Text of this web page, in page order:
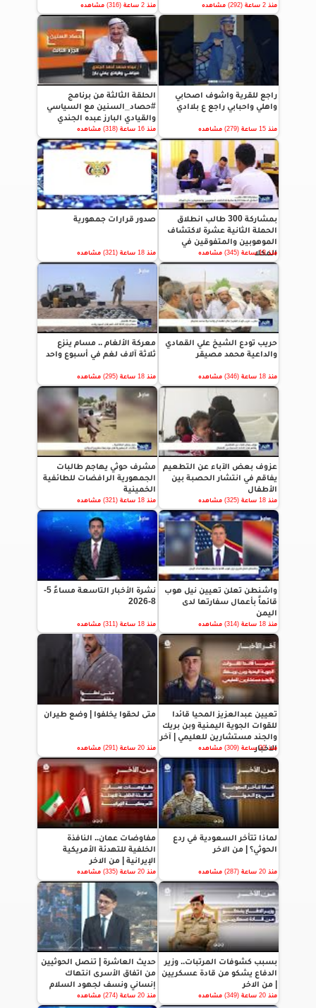
منذ 2 ساعة (292) مشاهده منذ 2 ساعة (316) مشاهده
راجع للقرية واشوف اصحابي
واهلي واحبابي راجع ع بلاادي
منذ 15 ساعة (279) مشاهده
الحلقة الثالثة من برنامج
#حصاد_السنين مع السياسي
والقيادي البارز عبده الجندي
منذ 16 ساعة (318) مشاهده
بمشاركة 300 طالب انطلاق
الحملة الثانية عشرة لاكتشاف
الموهوبين والمتفوقين في
المكلا
منذ 18 ساعة (345) مشاهده
صدور قرارات جمهورية
منذ 18 ساعة (321) مشاهده
حريب تودع الشيخ علي القمادي
والداعية محمد مصيقر
منذ 18 ساعة (346) مشاهده
معركة الألغام .. مسام ينزع
ثلاثة آلاف لغم في أسبوع واحد
منذ 18 ساعة (295) مشاهده
عزوف بعض الآباء عن التطعيم
يفاقم في انتشار الحصبة بين
الأطفال
منذ 18 ساعة (325) مشاهده
مشرف حوثي يهاجم طالبات
الجمهورية الرافضات للطائفية
الخمينية
منذ 18 ساعة (321) مشاهده
واشنطن تعلن تعيين نيل هوب
قائماً بأعمال سفارتها لدى
اليمن
منذ 18 ساعة (314) مشاهده
نشرة الأخبار التاسعة مساءً 5-
8-2026
منذ 18 ساعة (311) مشاهده
تعيين عبدالعزيز المحيا قائدا
للقوات الجوية اليمنية وبن بريك
والجند مستشارين للعليمي | آخر
الاخبار
منذ 20 ساعة (309) مشاهده
متى لحقوا يخلفوا | وضع طيران
منذ 20 ساعة (291) مشاهده
لماذا تتأخر السعودية في ردع
الحوثي؟ | من الاخر
منذ 20 ساعة (287) مشاهده
مفاوضات عمان.. النافذة
الخلفية للتهدئة الأمريكية
الإيرانية | من الاخر
منذ 20 ساعة (335) مشاهده
بسبب كشوفات المرتبات.. وزير
الدفاع يشكو من قادة عسكريين
| من الاخر
منذ 20 ساعة (349) مشاهده
حديث العاشرة | تنصل الحوثيين
من اتفاق الأسرى انتهاك
إنساني ونسف لجهود السلام
منذ 20 ساعة (274) مشاهده